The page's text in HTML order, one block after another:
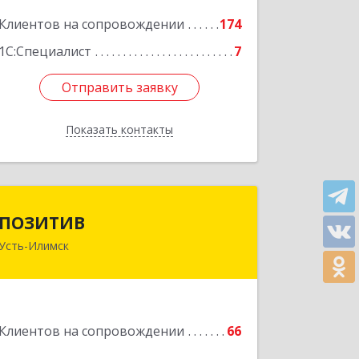
Клиентов на сопровождении
174
1С:Специалист
7
Отправить заявку
Показать контакты
Подробнее
Отправить заявку
Назад
ПОЗИТИВ
Илимск
Клиентов на сопровождении 66
666679, Иркутская обл, Усть-Илимск г,
Подробнее